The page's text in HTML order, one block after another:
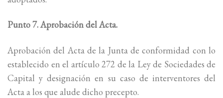
Punto 7. Aprobación del Acta.
Aprobación del Acta de la Junta de conformidad con lo
establecido en el artículo 272 de la Ley de Sociedades de
Capital y designación en su caso de interventores del
Acta a los que alude dicho precepto.